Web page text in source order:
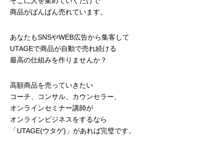
商品がばんばん売れています。
あなたもSNSやWEB広告から集客して
UTAGEで商品が自動で売れ続ける
最高の仕組みを作りませんか？
高額商品を売っていきたい
コーチ、コンサル、カウンセラー、
オンラインセミナー講師が
オンラインビジネスをするなら
「UTAGE(ウタゲ)」があれば完璧です。